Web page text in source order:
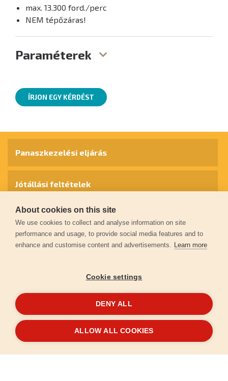
max. 13.300 ford./perc
NEM tépőzáras!
Paraméterek
ÍRJON EGY KÉRDÉST
© 2026extol.hu- Minden jog fenntartva
Panaszkezelési eljárás
Jótállási feltételek
Személyes adatok védelme
Kapcsolat
Garancia regisztráció
LétrehoztaFEO
About cookies on this site
We use cookies to collect and analyse information on site
performance and usage, to provide social media features and to
enhance and customise content and advertisements. Learn more
Cookie settings
DENY ALL
ALLOW ALL COOKIES